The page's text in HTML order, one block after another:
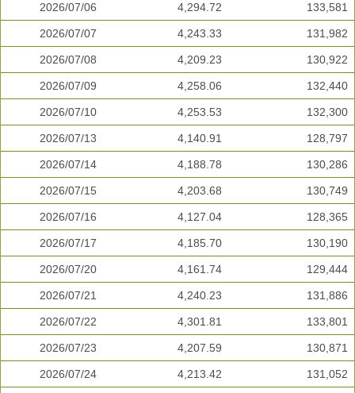
2026/07/06 4,294.72 133,581
2026/07/07 4,243.33 131,982
2026/07/08 4,209.23 130,922
2026/07/09 4,258.06 132,440
2026/07/10 4,253.53 132,300
2026/07/13 4,140.91 128,797
2026/07/14 4,188.78 130,286
2026/07/15 4,203.68 130,749
2026/07/16 4,127.04 128,365
2026/07/17 4,185.70 130,190
2026/07/20 4,161.74 129,444
2026/07/21 4,240.23 131,886
2026/07/22 4,301.81 133,801
2026/07/23 4,207.59 130,871
2026/07/24 4,213.42 131,052